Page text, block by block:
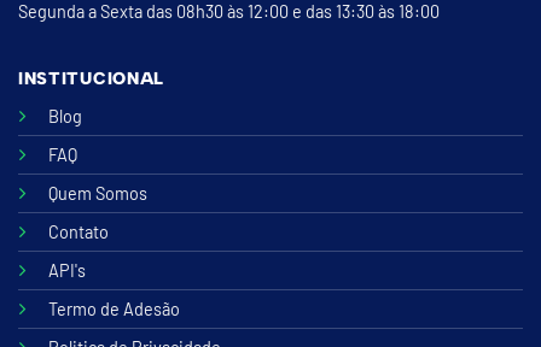
Segunda a Sexta das 08h30 às 12:00 e das 13:30 às 18:00
INSTITUCIONAL
Blog
FAQ
Quem Somos
Contato
API's
Termo de Adesão